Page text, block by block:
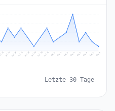
24 Jul 25 Jul 26 Jul 27 Jul 28 Jul 29 Jul 30 Jul 31 Aug 1 Aug 2 Aug 3 Aug 4 Aug 5 Aug 6 Aug 7 Aug 8
Letzte 30 Tage